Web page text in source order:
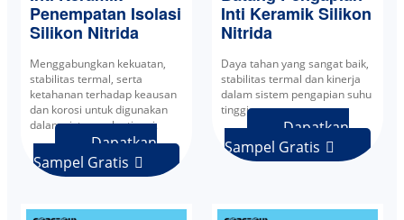
Penempatan Isolasi
Silikon Nitrida
Menggabungkan kekuatan,
stabilitas termal, serta
ketahanan terhadap keausan
dan korosi untuk digunakan
dalam sistem suhu tinggi.
Dapatkan
Sampel Gratis 
Inti Keramik Silikon
Nitrida
Daya tahan yang sangat baik,
stabilitas termal dan kinerja
dalam sistem pengapian suhu
tinggi.
Dapatkan
Sampel Gratis 